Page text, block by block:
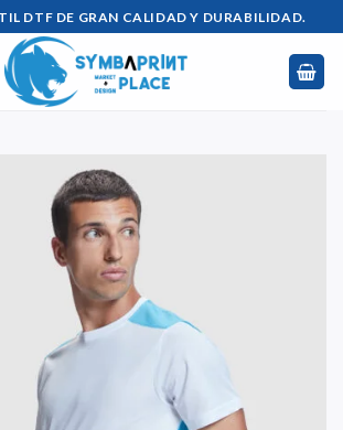
DTF DE GRAN CALIDAD Y DURABILIDAD.